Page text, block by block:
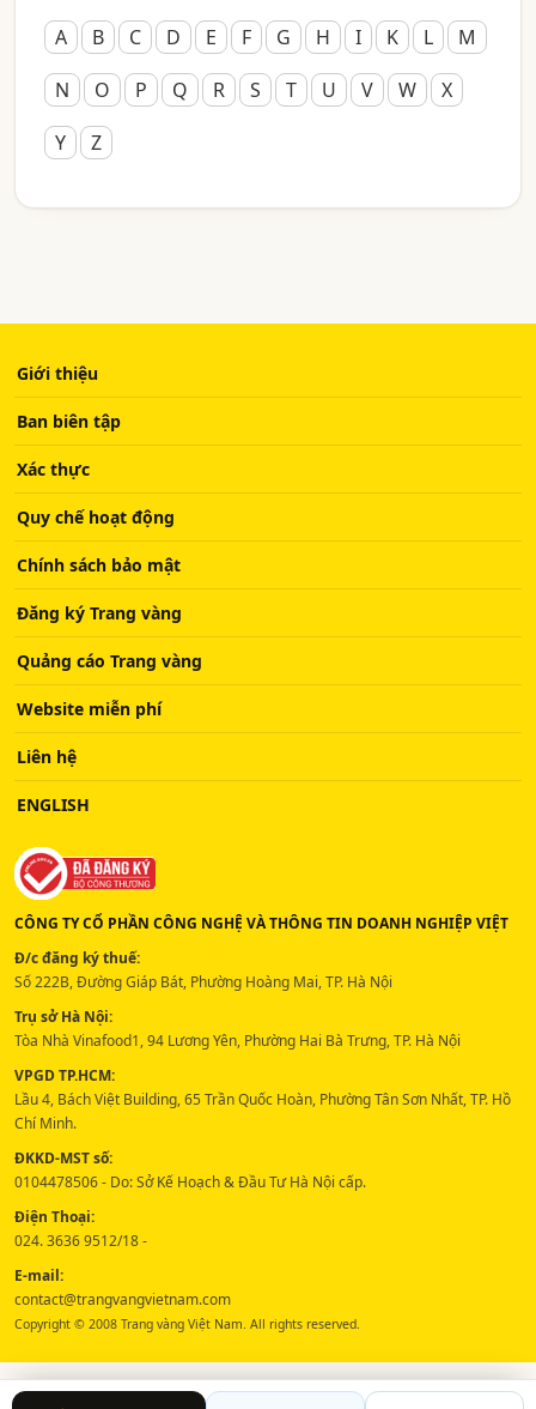
A B C D E F G H I K L
M
N
O P Q R S T U V W
X
Y
Z
Giới thiệu
Ban biên tập
Xác thực
Quy chế hoạt động
Chính sách bảo mật
Đăng ký Trang vàng
Quảng cáo Trang vàng
Website miễn phí
Liên hệ
ENGLISH
CÔNG TY CỔ PHẦN CÔNG NGHỆ VÀ THÔNG TIN DOANH NGHIỆP VIỆT
Đ/c đăng ký thuế:
Số 222B, Đường Giáp Bát, Phường Hoàng Mai, TP. Hà Nội
Trụ sở Hà Nội:
Tòa Nhà Vinafood1, 94 Lương Yên, Phường Hai Bà Trưng, TP. Hà Nội
VPGD TP.HCM:
Lầu 4, Bách Việt Building, 65 Trần Quốc Hoàn, Phường Tân Sơn Nhất, TP. Hồ
Chí Minh.
ĐKKD-MST số:
0104478506 - Do: Sở Kế Hoạch & Đầu Tư Hà Nội cấp.
Điện Thoại:
024. 3636 9512/18 -
E-mail:
contact@trangvangvietnam.com
Copyright © 2008 Trang vàng Việt Nam. All rights reserved.